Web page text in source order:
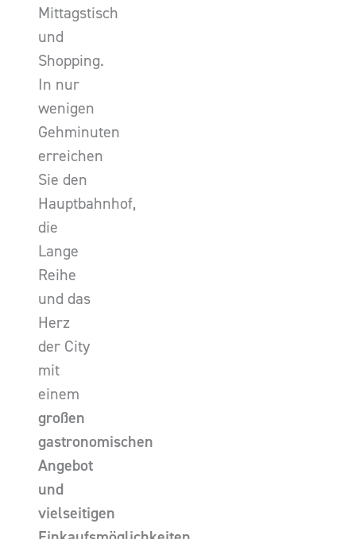
Mittagstisch
und
Shopping.
In nur
wenigen
Gehminuten
erreichen
Sie den
Hauptbahnhof,
die
Lange
Reihe
und das
Herz
der City
mit
einem
großen
gastronomischen
Angebot
und
vielseitigen